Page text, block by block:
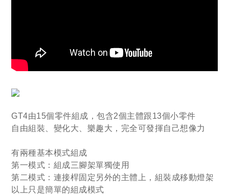
GT4由15個零件組成，包含2個主體跟13個小零件
自由組裝、變化大、樂趣大，完全可發揮自己想像力
有兩種基本模式組成
第一模式：組成三腳架單獨使用
第二模式：連接桿固定另外的主體上，組裝成移動燈架
以上只是簡單的組成模式